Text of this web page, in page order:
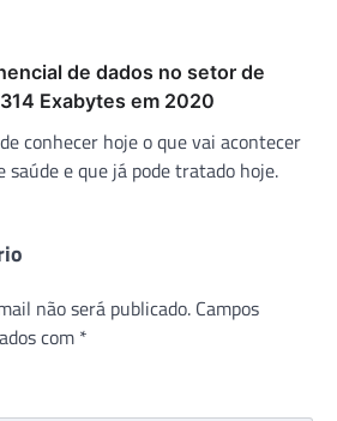
de dados no setor de
Exabytes em 2020
conhecer hoje o que vai acontecer
saúde e que já pode tratado hoje.
não será publicado. Campos
com *